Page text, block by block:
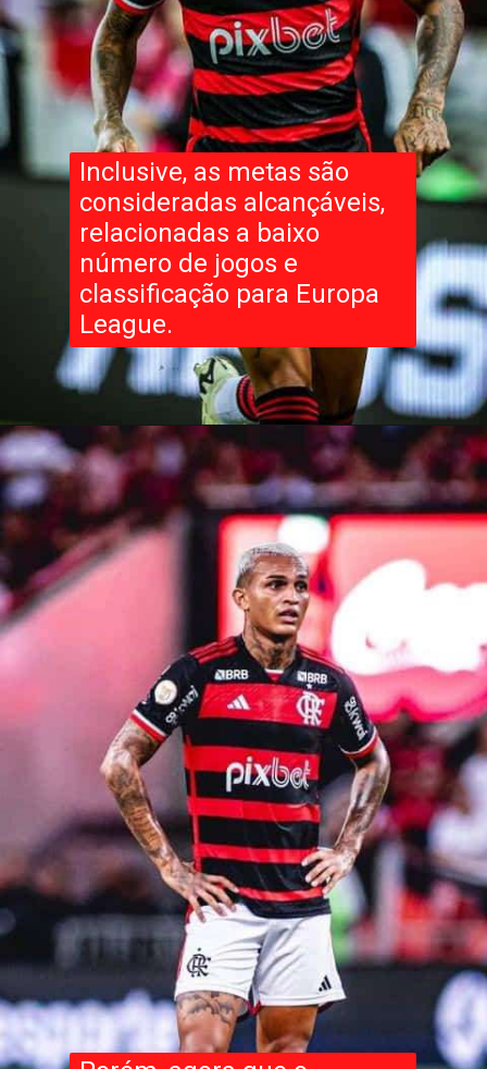
Inclusive, as metas são
consideradas alcançáveis,
relacionadas a baixo
número de jogos e
classificação para Europa
League.